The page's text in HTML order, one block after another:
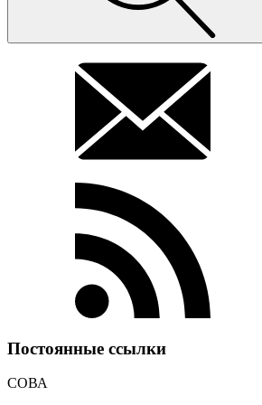
Постоянные ссылки
СОВА